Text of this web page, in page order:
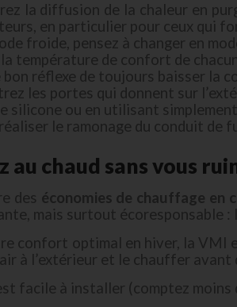
la diffusion de la chaleur en
en particulier pour ceux qui
froide, pensez à changer en
température de confort de
bon réflexe de toujours baisser la
les portes qui donnent sur
silicone ou en utilisant
le ramonage du conduit de
au chaud sans vous
des économies de chauffage en
mais surtout écoresponsable :
confort optimal en hiver, la VMI
à l’extérieur et le chauffer
facile à installer (comptez moins